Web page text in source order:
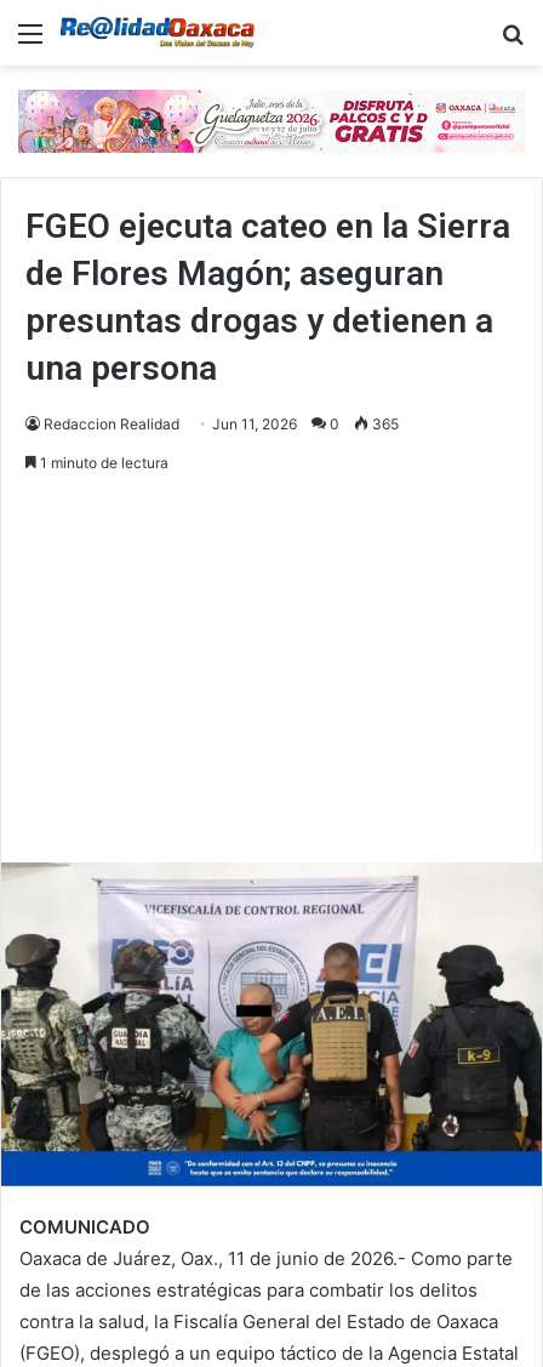
Menu
FGEO ejecuta cateo en la Sierra
de Flores Magón; aseguran
presuntas drogas y detienen a
una persona
Redaccion Realidad Jun 11, 2026 0 365
1 minuto de lectura
COMUNICADO
Oaxaca de Juárez, Oax., 11 de junio de 2026.- Como parte
de las acciones estratégicas para combatir los delitos
contra la salud, la Fiscalía General del Estado de Oaxaca
(FGEO), desplegó a un equipo táctico de la Agencia Estatal